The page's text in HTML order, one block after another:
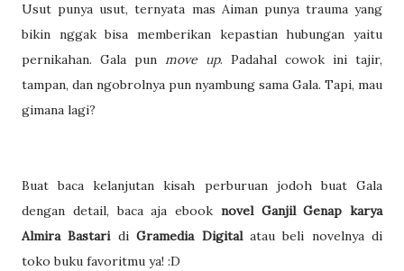
Usut punya usut, ternyata mas Aiman punya trauma yang
bikin nggak bisa memberikan kepastian hubungan yaitu
pernikahan. Gala pun move up. Padahal cowok ini tajir,
tampan, dan ngobrolnya pun nyambung sama Gala. Tapi, mau
gimana lagi?
Buat baca kelanjutan kisah perburuan jodoh buat Gala
dengan detail, baca aja ebook novel Ganjil Genap karya
Almira Bastari diGramedia Digitalatau beli novelnya di
toko buku favoritmu ya! :D